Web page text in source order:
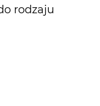
rodzaju